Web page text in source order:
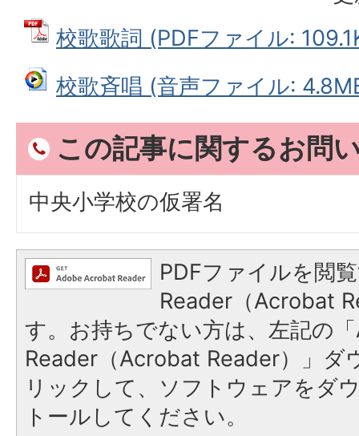
校歌歌詞 (PDFファイル:
校歌斉唱 (音声ファイル:
この記事に関するお問
中央小学校の仮署名
PDFファイルを閲
Reader（Acrobat
す。お持ちでない方は、左記の
Reader（Acrobat Reader）」ダ
リックして、ソフトウェアをダ
トールしてください。